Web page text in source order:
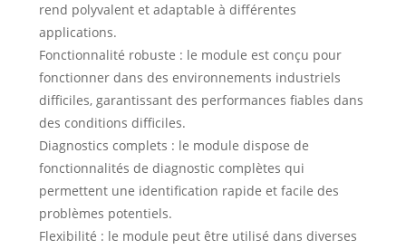
rend polyvalent et adaptable à différentes
applications.
Fonctionnalité robuste : le module est conçu pour
fonctionner dans des environnements industriels
difficiles, garantissant des performances fiables dans
des conditions difficiles.
Diagnostics complets : le module dispose de
fonctionnalités de diagnostic complètes qui
permettent une identification rapide et facile des
problèmes potentiels.
Flexibilité : le module peut être utilisé dans diverses